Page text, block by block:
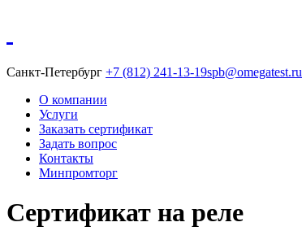
Санкт-Петербург +7 (812) 241-13-19spb@omegatest.ru
О компании
Услуги
Заказать сертификат
Задать вопрос
Контакты
Минпромторг
Сертификат на реле